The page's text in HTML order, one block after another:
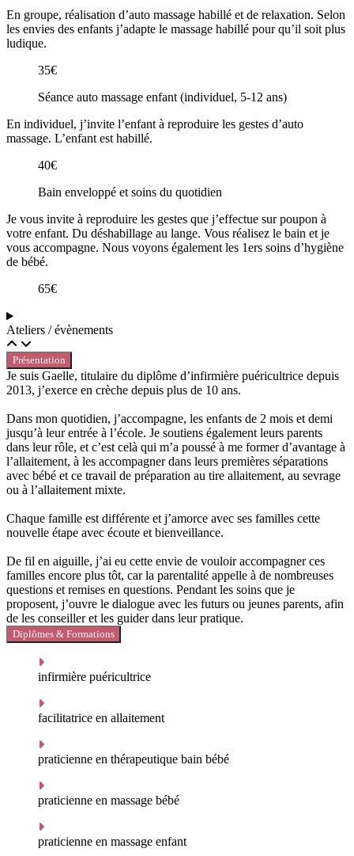
En groupe, réalisation d’auto massage habillé et de relaxation. Selon
les envies des enfants j’adapte le massage habillé pour qu’il soit plus
ludique.
35€
Séance auto massage enfant (individuel, 5-12 ans)
En individuel, j’invite l’enfant à reproduire les gestes d’auto
massage. L’enfant est habillé.
40€
Bain enveloppé et soins du quotidien
Je vous invite à reproduire les gestes que j’effectue sur poupon à
votre enfant. Du déshabillage au lange. Vous réalisez le bain et je
vous accompagne. Nous voyons également les 1ers soins d’hygiène
de bébé.
65€
Ateliers / évènements
Présentation
Je suis Gaelle, titulaire du diplôme d’infirmière puéricultrice depuis
2013, j’exerce en crèche depuis plus de 10 ans.
Dans mon quotidien, j’accompagne, les enfants de 2 mois et demi
jusqu’à leur entrée à l’école. Je soutiens également leurs parents
dans leur rôle, et c’est celà qui m’a poussé à me former d’avantage à
l’allaitement, à les accompagner dans leurs premières séparations
avec bébé et ce travail de préparation au tire allaitement, au sevrage
ou à l’allaitement mixte.
Chaque famille est différente et j’amorce avec ses familles cette
nouvelle étape avec écoute et bienveillance.
De fil en aiguille, j’ai eu cette envie de vouloir accompagner ces
familles encore plus tôt, car la parentalité appelle à de nombreuses
questions et remises en questions. Pendant les soins que je
proposent, j’ouvre le dialogue avec les futurs ou jeunes parents, afin
de les conseiller et les guider dans leur pratique.
Diplômes & Formations
infirmière puéricultrice
facilitatrice en allaitement
praticienne en thérapeutique bain bébé
praticienne en massage bébé
praticienne en massage enfant